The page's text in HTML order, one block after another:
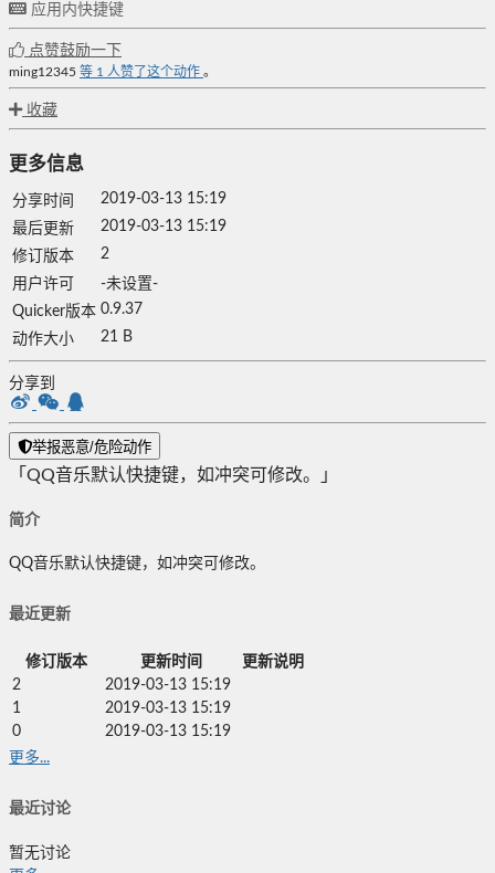
应用内快捷键
点赞鼓励一下
ming12345 等 1 人赞了这个动作 。
收藏
更多信息
分享时间
2019-03-13 15:19
最后更新
2019-03-13 15:19
修订版本
2
用户许可
-未设置-
Quicker版本 0.9.37
动作大小
21 B
分享到
举报恶意/危险动作
「QQ音乐默认快捷键，如冲突可修改。」
简介
QQ音乐默认快捷键，如冲突可修改。
最近更新
修订版本 更新时间
更新说明
2
2019-03-13 15:19
1
2019-03-13 15:19
0
2019-03-13 15:19
更多...
最近讨论
暂无讨论